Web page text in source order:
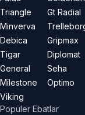
Triangle
Minverva
Debica
Tigar
General
Milestone
Viking
Gt Radial
Gripmax
Diplomat
Seha
Optimo
Popüler Ebatlar